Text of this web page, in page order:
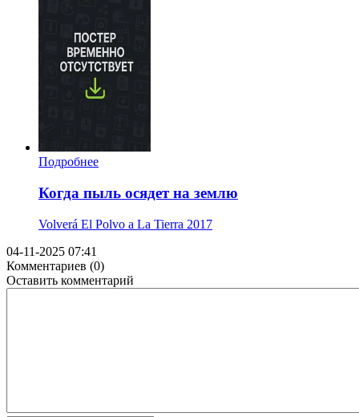
Подробнее
Когда пыль осядет на землю
Volverá El Polvo a La Tierra 2017
04-11-2025 07:41
Комментариев (0)
Оставить комментарий